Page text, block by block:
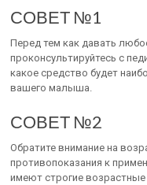
СОВЕТ №1
Перед тем как давать
проконсультируйтесь с
какое средство будет
вашего малыша.
СОВЕТ №2
Обратите внимание на
противопоказания к
имеют строгие возрастные